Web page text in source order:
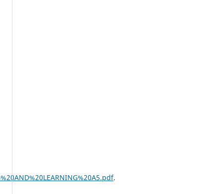
.